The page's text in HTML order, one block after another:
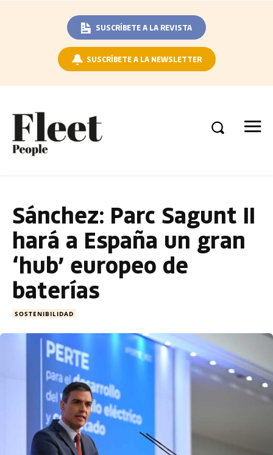
SUSCRÍBETE A LA REVISTA
SUSCRÍBETE A LA NEWSLETTER
Sánchez: Parc Sagunt II
hará a España un gran
‘hub’ europeo de
baterías
SOSTENIBILIDAD